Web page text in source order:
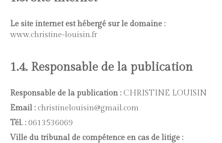
Le site internet est hébergé sur le domaine :
www.christine-louisin.fr
1.4. Responsable de la publication
Responsable de la publication : CHRISTINE LOUISIN
Email : christinelouisin@gmail.com
Tél. : 0613536069
Ville du tribunal de compétence en cas de litige :